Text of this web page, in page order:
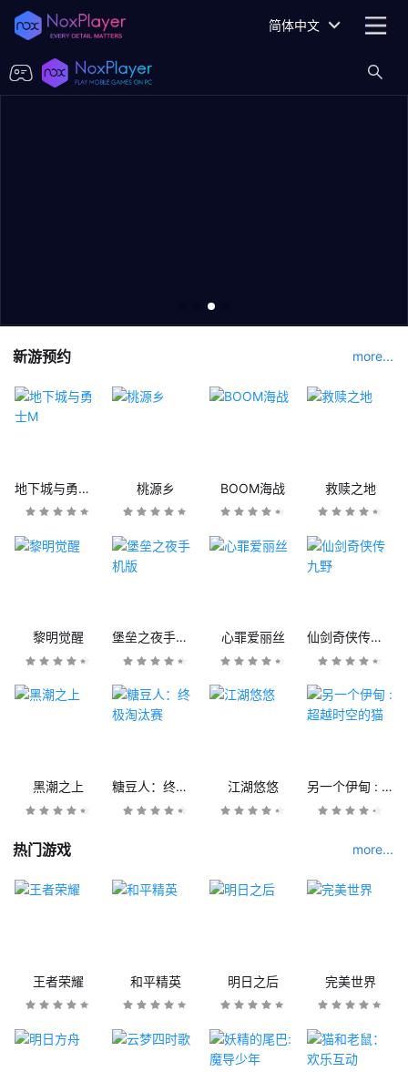
简体中文
新游预约 more...
地下城与勇士M 桃源乡 BOOM海战 救赎之地
黎明觉醒 堡垒之夜手机版 心罪爱丽丝 仙剑奇侠传九野
黑潮之上 糖豆人：终极淘汰赛 江湖悠悠 另一个伊甸 : 超越时空的猫
热门游戏 more...
王者荣耀 和平精英 明日之后 完美世界